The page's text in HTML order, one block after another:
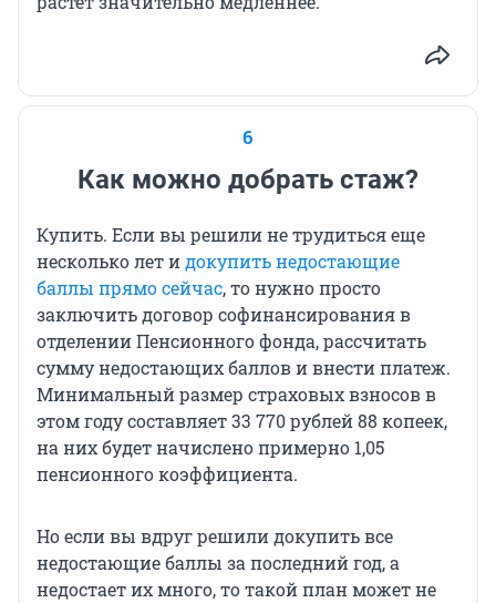
6
Как можно добрать стаж?
Купить. Если вы решили не трудиться еще
несколько лет идокупить недостающие
баллы прямо сейчас, то нужно просто
заключить договор софинансирования в
отделении Пенсионного фонда, рассчитать
сумму недостающих баллов и внести платеж.
Минимальный размер страховых взносов в
этом году составляет 33 770 рублей 88 копеек,
на них будет начислено примерно 1,05
пенсионного коэффициента.
Но если вы вдруг решили докупить все
недостающие баллы за последний год, а
недостает их много, то такой план может не